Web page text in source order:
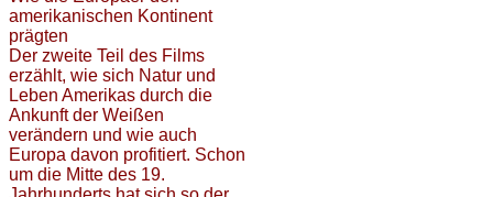
amerikanischen Kontinent
prägten
Der zweite Teil des Films
erzählt, wie sich Natur und
Leben Amerikas durch die
Ankunft der Weißen
verändern und wie auch
Europa davon profitiert. Schon
um die Mitte des 19.